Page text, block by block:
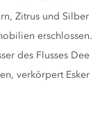
Zitrus und Silber
erschlossen.
des Flusses Dee
verkörpert Esker